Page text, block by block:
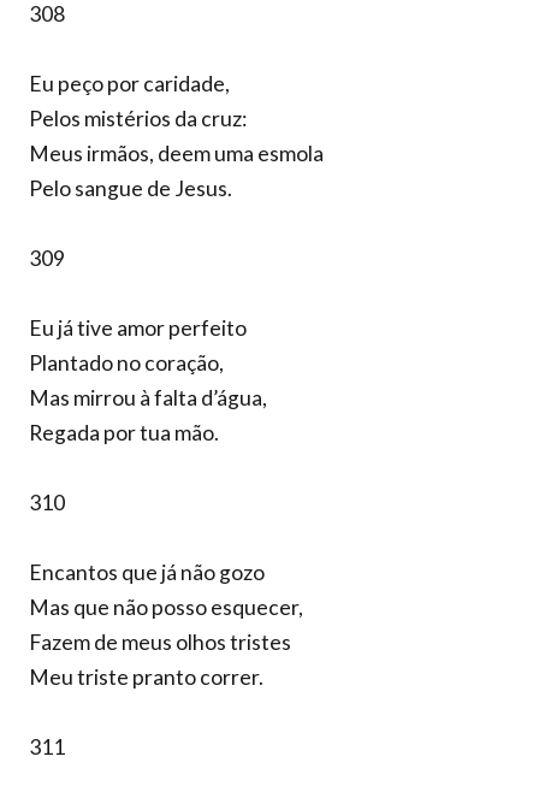
308
Eu peço por caridade,
Pelos mistérios da cruz:
Meus irmãos, deem uma esmola
Pelo sangue de Jesus.
309
Eu já tive amor perfeito
Plantado no coração,
Mas mirrou à falta d’água,
Regada por tua mão.
310
Encantos que já não gozo
Mas que não posso esquecer,
Fazem de meus olhos tristes
Meu triste pranto correr.
311